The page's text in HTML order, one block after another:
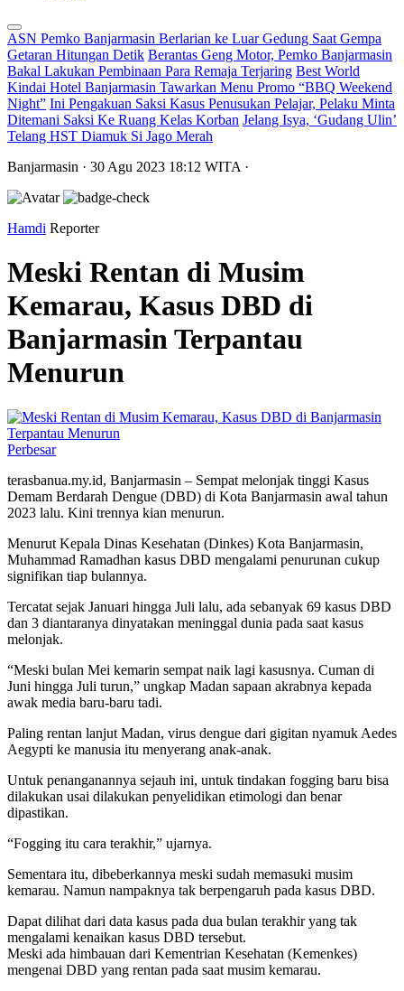
ASN Pemko Banjarmasin Berlarian ke Luar Gedung Saat Gempa
Getaran Hitungan Detik Berantas Geng Motor, Pemko Banjarmasin
Bakal Lakukan Pembinaan Para Remaja Terjaring Best World
Kindai Hotel Banjarmasin Tawarkan Menu Promo “BBQ Weekend
Night” Ini Pengakuan Saksi Kasus Penusukan Pelajar, Pelaku Minta
Ditemani Saksi Ke Ruang Kelas Korban Jelang Isya, ‘Gudang Ulin’
Telang HST Diamuk Si Jago Merah
Banjarmasin · 30 Agu 2023 18:12 WITA ·
Hamdi Reporter
Meski Rentan di Musim
Kemarau, Kasus DBD di
Banjarmasin Terpantau
Menurun
Perbesar
terasbanua.my.id, Banjarmasin – Sempat melonjak tinggi Kasus
Demam Berdarah Dengue (DBD) di Kota Banjarmasin awal tahun
2023 lalu. Kini trennya kian menurun.
Menurut Kepala Dinas Kesehatan (Dinkes) Kota Banjarmasin,
Muhammad Ramadhan kasus DBD mengalami penurunan cukup
signifikan tiap bulannya.
Tercatat sejak Januari hingga Juli lalu, ada sebanyak 69 kasus DBD
dan 3 diantaranya dinyatakan meninggal dunia pada saat kasus
melonjak.
“Meski bulan Mei kemarin sempat naik lagi kasusnya. Cuman di
Juni hingga Juli turun,” ungkap Madan sapaan akrabnya kepada
awak media baru-baru tadi.
Paling rentan lanjut Madan, virus dengue dari gigitan nyamuk Aedes
Aegypti ke manusia itu menyerang anak-anak.
Untuk penanganannya sejauh ini, untuk tindakan fogging baru bisa
dilakukan usai dilakukan penyelidikan etimologi dan benar
dipastikan.
“Fogging itu cara terakhir,” ujarnya.
Sementara itu, dibeberkannya meski sudah memasuki musim
kemarau. Namun nampaknya tak berpengaruh pada kasus DBD.
Dapat dilihat dari data kasus pada dua bulan terakhir yang tak
mengalami kenaikan kasus DBD tersebut.
Meski ada himbauan dari Kementrian Kesehatan (Kemenkes)
mengenai DBD yang rentan pada saat musim kemarau.